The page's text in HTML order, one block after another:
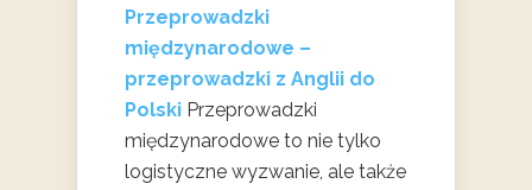
Przeprowadzki
międzynarodowe –
przeprowadzki z Anglii do
Polski Przeprowadzki
międzynarodowe to nie tylko
logistyczne wyzwanie, ale także